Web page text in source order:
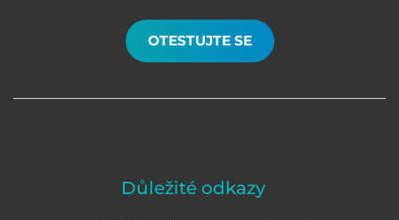
OTESTUJTE SE
Důležité odkazy